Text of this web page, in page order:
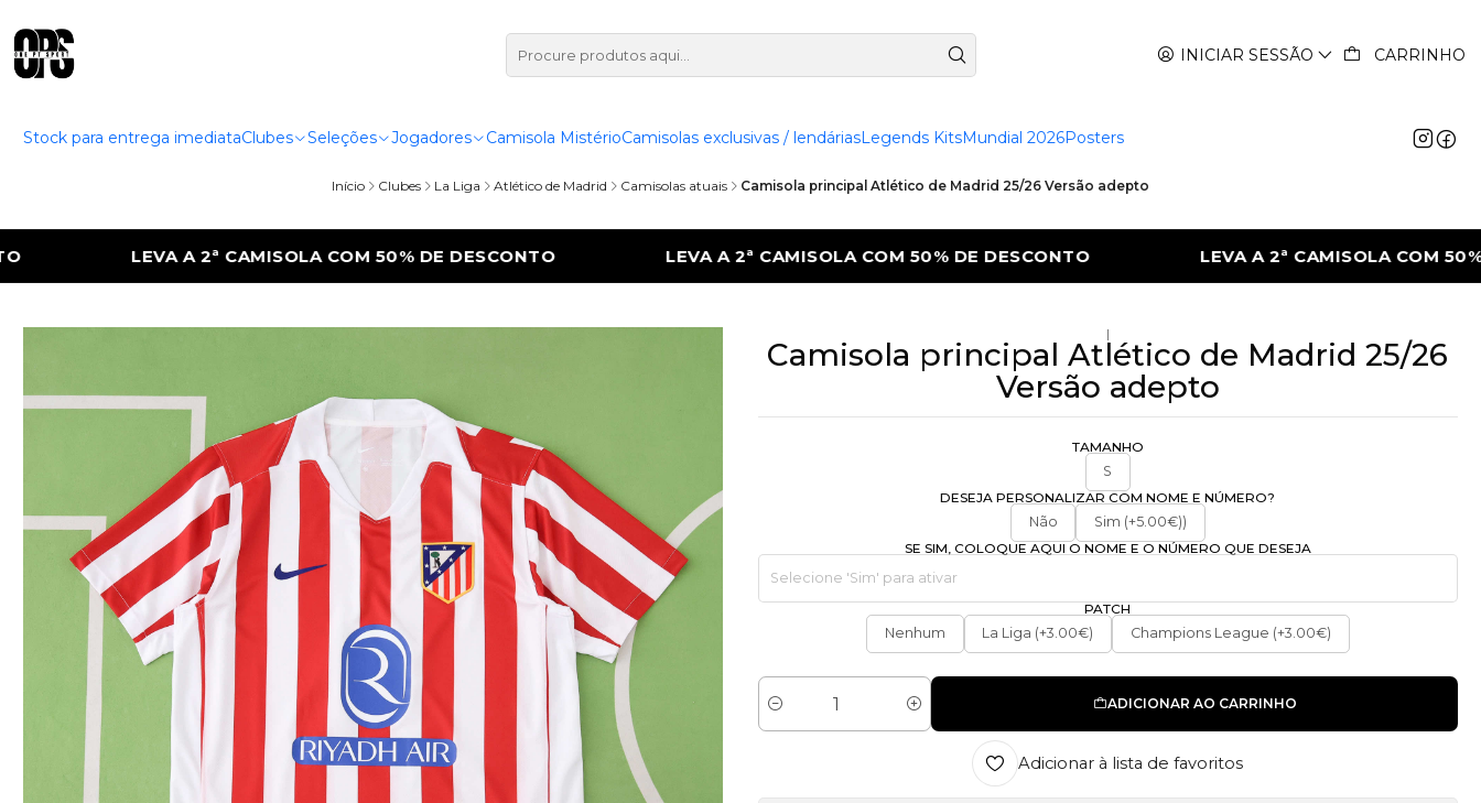
INICIAR SESSÃO CARRINHO
Stock para entrega imediataClubes Seleções Jogadores Camisola MistérioCamisolas exclusivas / lendáriasLegends KitsMundial 2026Posters
Início Clubes La Liga Atlético de Madrid Camisolas atuais Camisola principal Atlético de Madrid 25/26 Versão adepto
COM 50% DE DESCONTO LEVA A 2ª CAMISOLA COM 50% DE DESCONTO LEVA A 2ª CAMISOLA COM 50% DE DESCONTO LEVA
|
Camisola principal Atlético de Madrid 25/26
Versão adepto
TAMANHO
S
DESEJA PERSONALIZAR COM NOME E NÚMERO?
Não
Sim (+5.00€))
SE SIM, COLOQUE AQUI O NOME E O NÚMERO QUE DESEJA
PATCH
Nenhum
La Liga (+3.00€) Champions League (+3.00€)
Quantidade
ADICIONAR AO CARRINHO
Adicionar à lista de favoritos